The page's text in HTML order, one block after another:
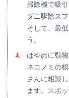
掃除機で吸
ダニ駆除ス
そして、最
う。
はやめに動
ネコノミの
さんに相談
ます。スポ